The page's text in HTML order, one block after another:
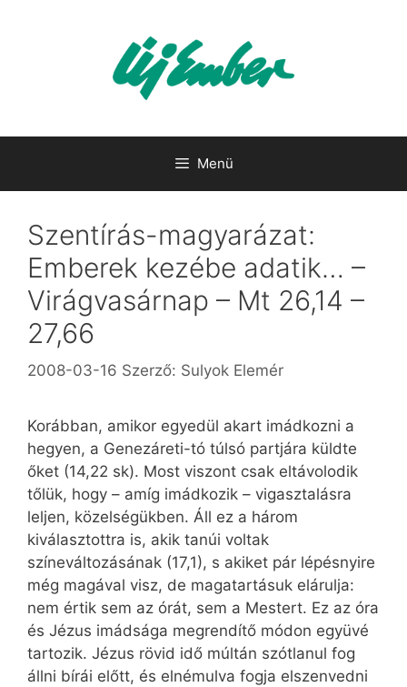
Menü
Szentírás-magyarázat:
Emberek kezébe adatik… –
Virágvasárnap – Mt 26,14 –
27,66
2008-03-16 Szerző: Sulyok Elemér
Korábban, amikor egyedül akart imádkozni a
hegyen, a Genezáreti-tó túlsó partjára küldte
őket (14,22 sk). Most viszont csak eltávolodik
tőlük, hogy – amíg imádkozik – vigasztalásra
leljen, közelségükben. Áll ez a három
kiválasztottra is, akik tanúi voltak
színeváltozásának (17,1), s akiket pár lépésnyire
még magával visz, de magatartásuk elárulja:
nem értik sem az órát, sem a Mestert. Ez az óra
és Jézus imádsága megrendítő módon együvé
tartozik. Jézus rövid idő múltán szótlanul fog
állni bírái előtt, és elnémulva fogja elszenvedni